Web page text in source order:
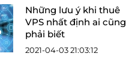
Những lưu ý khi thuê
VPS nhất định ai cũng
phải biết
2021-04-03 21:03:12